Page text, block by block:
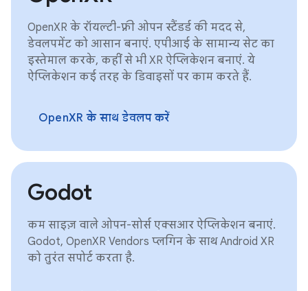
OpenXR के रॉयल्टी-फ़्री ओपन स्टैंडर्ड की मदद से,
डेवलपमेंट को आसान बनाएं. एपीआई के सामान्य सेट का
इस्तेमाल करके, कहीं से भी XR ऐप्लिकेशन बनाएं. ये
ऐप्लिकेशन कई तरह के डिवाइसों पर काम करते हैं.
OpenXR के साथ डेवलप करें
Godot
कम साइज़ वाले ओपन-सोर्स एक्सआर ऐप्लिकेशन बनाएं.
Godot, OpenXR Vendors प्लगिन के साथ Android XR
को तुरंत सपोर्ट करता है.